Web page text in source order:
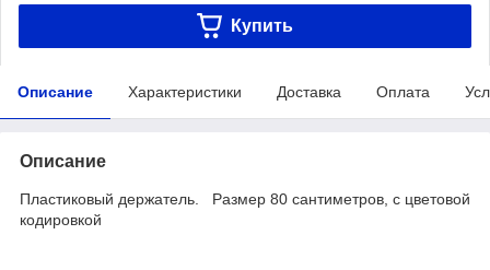
Купить
Описание Характеристики Доставка Оплата
Описание
Пластиковый держатель. Размер 80 сантиметров, с цветовой
кодировкой